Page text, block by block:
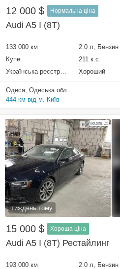
12 000 $ Нормальна ціна
Audi A5 I (8T)
133 000 км 2.0 л, Бензин
Купе
211 к.с.
Українська реєстрація
Хороший
Одеса, Одеська обл.
444 км від м. Київ
тиждень тому
15 000 $ Хороша ціна
Audi A5 I (8T) Рестайлинг
193 000 км 2.0 л, Бензин